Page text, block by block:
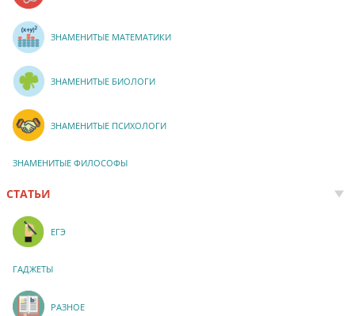
ЗНАМЕНИТЫЕ МАТЕМАТИКИ
ЗНАМЕНИТЫЕ БИОЛОГИ
ЗНАМЕНИТЫЕ ПСИХОЛОГИ
ЗНАМЕНИТЫЕ ФИЛОСОФЫ
СТАТЬИ
ЕГЭ
ГАДЖЕТЫ
РАЗНОЕ